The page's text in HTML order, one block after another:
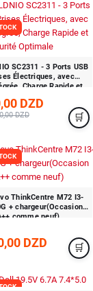
SC2311 - 3 Ports USB
Électriques, avec
Charge Rapide et
DZD
DZD
ThinkCentre M72 I3-
+ chargeur(Occasion
comme neuf)
DZD